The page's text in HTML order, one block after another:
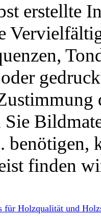
erstellte
Sie
benötigen,
finden
für Holzqualität und